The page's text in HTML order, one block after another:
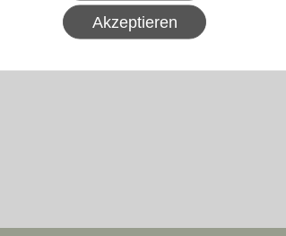
Akzeptieren